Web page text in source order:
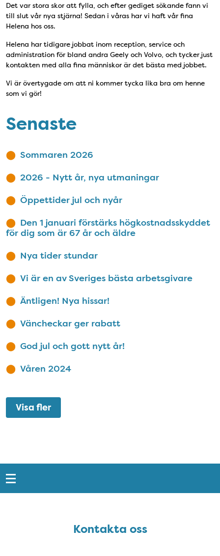
Det var stora skor att fylla, och efter gediget sökande fann vi
till slut vår nya stjärna! Sedan i våras har vi haft vår fina
Helena hos oss.
Helena har tidigare jobbat inom reception, service och
administration för bland andra Geely och Volvo, och tycker just
kontakten med alla fina människor är det bästa med jobbet.
Vi är övertygade om att ni kommer tycka lika bra om henne
som vi gör!
Senaste
Sommaren 2026
2026 - Nytt år, nya utmaningar
Öppettider jul och nyår
Den 1 januari förstärks högkostnadsskyddet
för dig som är 67 år och äldre
Nya tider stundar
Vi är en av Sveriges bästa arbetsgivare
Äntligen! Nya hissar!
Väncheckar ger rabatt
God jul och gott nytt år!
Våren 2024
Visa fler
Snabblänkar
Kontakta ossKontakta oss